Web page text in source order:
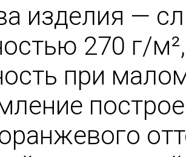
изделия —
270 г/
при